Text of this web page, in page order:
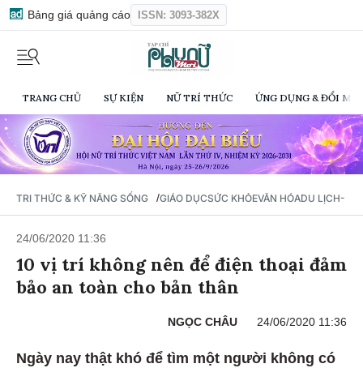
Bảng giá quảng cáo ISSN: 3093-382X
TRANG CHỦ SỰ KIỆN NỮ TRÍ THỨC ỨNG DỤNG & ĐỔI
TRI THỨC & KỸ NĂNG SỐNG /GIÁO DỤCSỨC KHỎEVĂN HÓADU LỊCH-
24/06/2020 11:36
10 vị trí không nên để điện thoại đảm
bảo an toàn cho bản thân
NGỌC CHÂU 24/06/2020 11:36
Ngày nay thật khó để tìm một người không có